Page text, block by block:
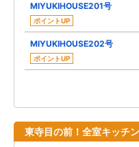
MIYUKIHOUSE201号
ポイントUP
MIYUKIHOUSE202号
ポイントUP
東寺目の前！全室キッチ